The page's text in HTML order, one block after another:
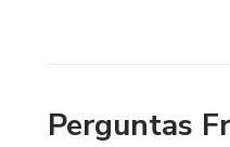
Perguntas